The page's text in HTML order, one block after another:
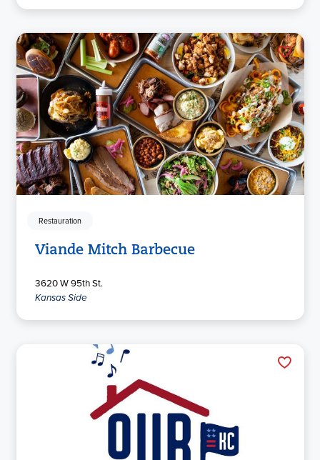
Restauration
Viande Mitch Barbecue
3620 W 95th St.
Kansas Side